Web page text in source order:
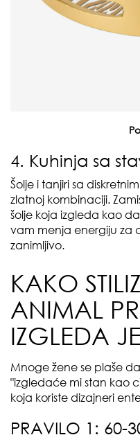
4. Kuhinja sa
Šolje i tanjiri sa
zlatnoj kombinaciji.
šolje koja izgleda kao
vam menja energiju za
zanimljivo.
KAKO
ANIMAL
IZGLEDA
Mnoge žene se plaše
"izgledaće mi stan kao
koja koriste dizajneri
PRAVILO 1: 60-